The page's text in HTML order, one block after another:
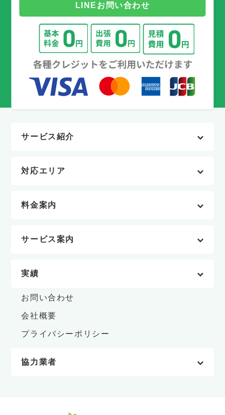
LINEお問い合わせ
サービス紹介
対応エリア
料金案内
サービス案内
実績
お問い合わせ
会社概要
プライバシーポリシー
協力業者